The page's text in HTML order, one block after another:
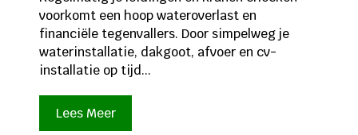
voorkomt een hoop wateroverlast en
financiële tegenvallers. Door simpelweg je
waterinstallatie, dakgoot, afvoer en cv-
installatie op tijd...
Lees Meer